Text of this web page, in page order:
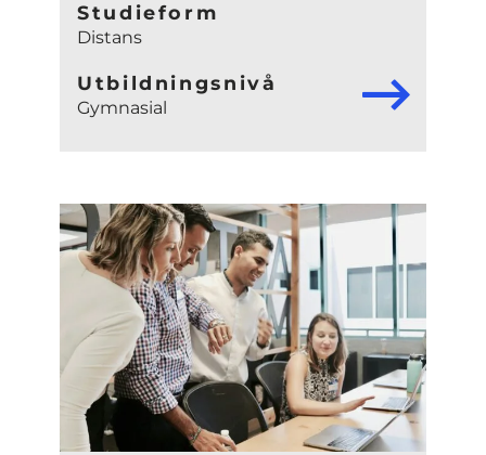
Studieform
Distans
Utbildningsnivå
Gymnasial